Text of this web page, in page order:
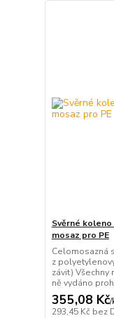
Svěrné
mosaz pro PE
Celomosazná
z
závit) Všechny
ně vydáno
355,08 Kč/
293,45 Kč bez